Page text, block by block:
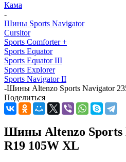
Кама
-
Шины Sports Navigator
Cursitor
Sports Comforter +
Sports Equator
Sports Equator III
Sports Explorer
Sports Navigator II
-Шины Altenzo Sports Navigator
Поделиться
Шины Altenzo Sports
R19 105W XL